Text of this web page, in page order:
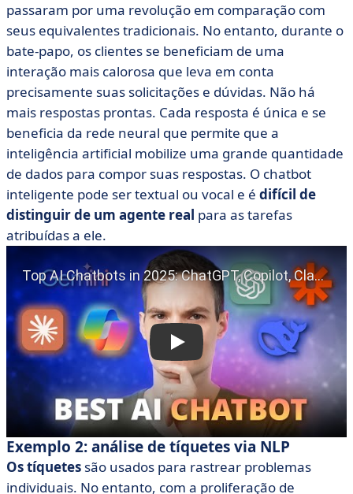
passaram por uma revolução em comparação com
seus equivalentes tradicionais. No entanto, durante o
bate-papo, os clientes se beneficiam de uma
interação mais calorosa que leva em conta
precisamente suas solicitações e dúvidas. Não há
mais respostas prontas. Cada resposta é única e se
beneficia da rede neural que permite que a
inteligência artificial mobilize uma grande quantidade
de dados para compor suas respostas. O chatbot
inteligente pode ser textual ou vocal e é difícil de
distinguir de um agente real para as tarefas
atribuídas a ele.
Exemplo 2: análise de tíquetes via NLP
Os tíquetes são usados para rastrear problemas
individuais. No entanto, com a proliferação de